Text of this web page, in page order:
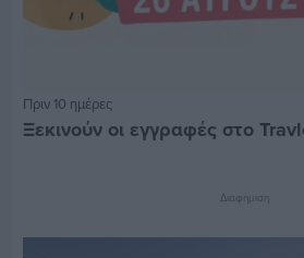
Πριν 10 ημέρες
Ξεκινούν οι εγγραφές στο
Διαφήμιση